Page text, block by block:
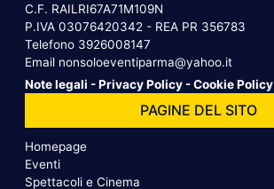
C.F. RAILRI67A71M109N
P.IVA 03076420342 - REA PR 356783
Telefono 3926008147
Email nonsoloeventiparma@yahoo.it
Note legali -Privacy Policy -Cookie Policy
PAGINE DEL SITO
Homepage
Eventi
Spettacoli e Cinema